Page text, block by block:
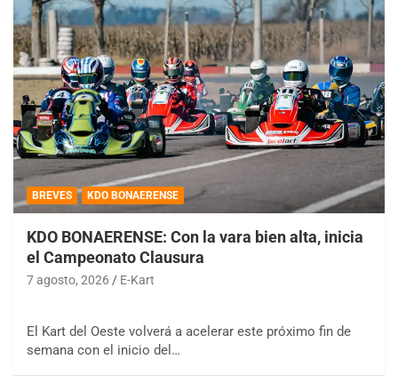
BREVES KDO BONAERENSE
KDO BONAERENSE: Con la vara bien alta, inicia
el Campeonato Clausura
7 agosto, 2026 E-Kart
El Kart del Oeste volverá a acelerar este próximo fin de
semana con el inicio del…